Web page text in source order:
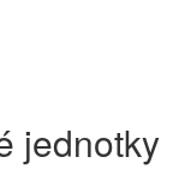
jednotky